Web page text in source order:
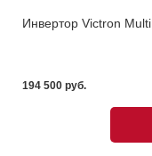
Инвертор Victron
194 500 pуб.